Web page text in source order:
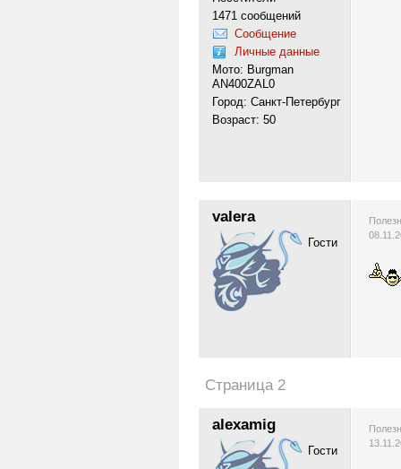
1471 сообщений
Сообщение
Личные данные
Мото: Burgman
AN400ZAL0
Город: Санкт-Петербург
Возраст: 50
valera
Гости
Страница 2
alexamig
Гости